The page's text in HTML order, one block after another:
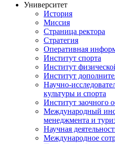
Университет
История
Миссия
Страница ректора
Стратегия
Оперативная
Институт спорта
Институт
Институт
Научно-
культуры и спорта
Институт заочного
Международный
менеджмента и
Научная
Международное